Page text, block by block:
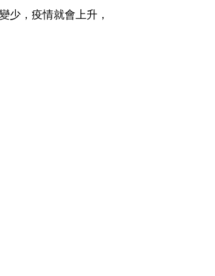
少，疫情就會上升，